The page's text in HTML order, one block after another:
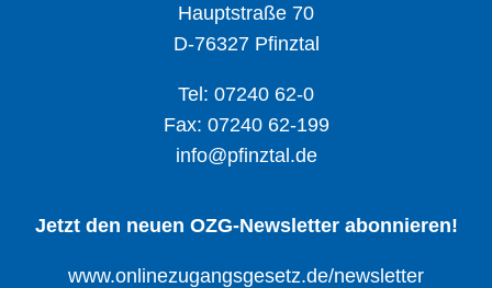
Hauptstraße 70
D-76327 Pfinztal
Tel: 07240 62-0
Fax: 07240 62-199
info@pfinztal.de
Jetzt den neuen OZG-Newsletter abonnieren!
www.onlinezugangsgesetz.de/newsletter